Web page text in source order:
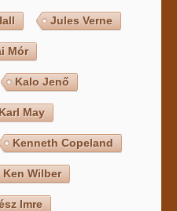
Jules Verne
Mór
Kalo Jenő
May
Kenneth Copeland
Ken Wilber
Imre